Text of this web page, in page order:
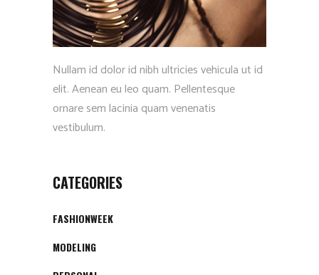
Nullam id dolor id nibh ultricies vehicula ut id
elit. Aenean eu leo quam. Pellentesque
ornare sem lacinia quam venenatis
vestibulum.
CATEGORIES
FASHIONWEEK
MODELING